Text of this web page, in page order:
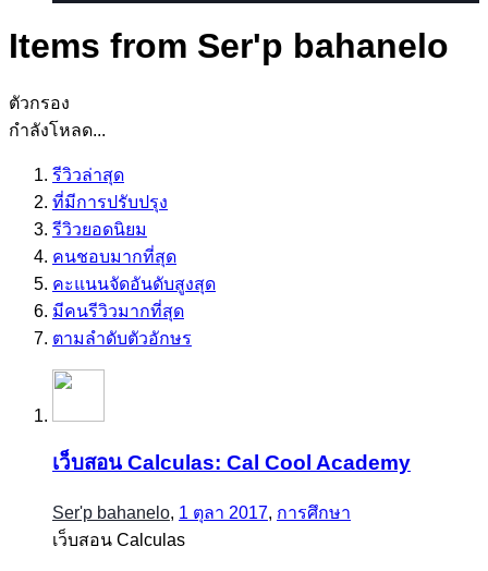
Items from Ser'p bahanelo
ตัวกรอง
กำลังโหลด...
รีวิวล่าสุด
ที่มีการปรับปรุง
รีวิวยอดนิยม
คนชอบมากที่สุด
คะแนนจัดอันดับสูงสุด
มีคนรีวิวมากที่สุด
ตามลำดับตัวอักษร
เว็บสอน Calculas: Cal Cool Academy
Ser'p bahanelo, 1 ตุลา 2017, การศึกษา
เว็บสอน Calculas